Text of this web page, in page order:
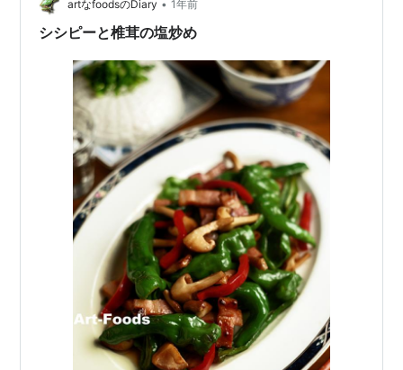
artなfoodsのDiary • 1年前
シシピーと椎茸の塩炒め